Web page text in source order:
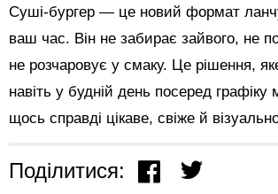
Суші-бургер — це новий формат
ваш час. Він не забирає зайвого, не
не розчаровує у смаку. Це рішення,
навіть у будній день посеред графіку
щось справді цікаве, свіже й
Поділитися: